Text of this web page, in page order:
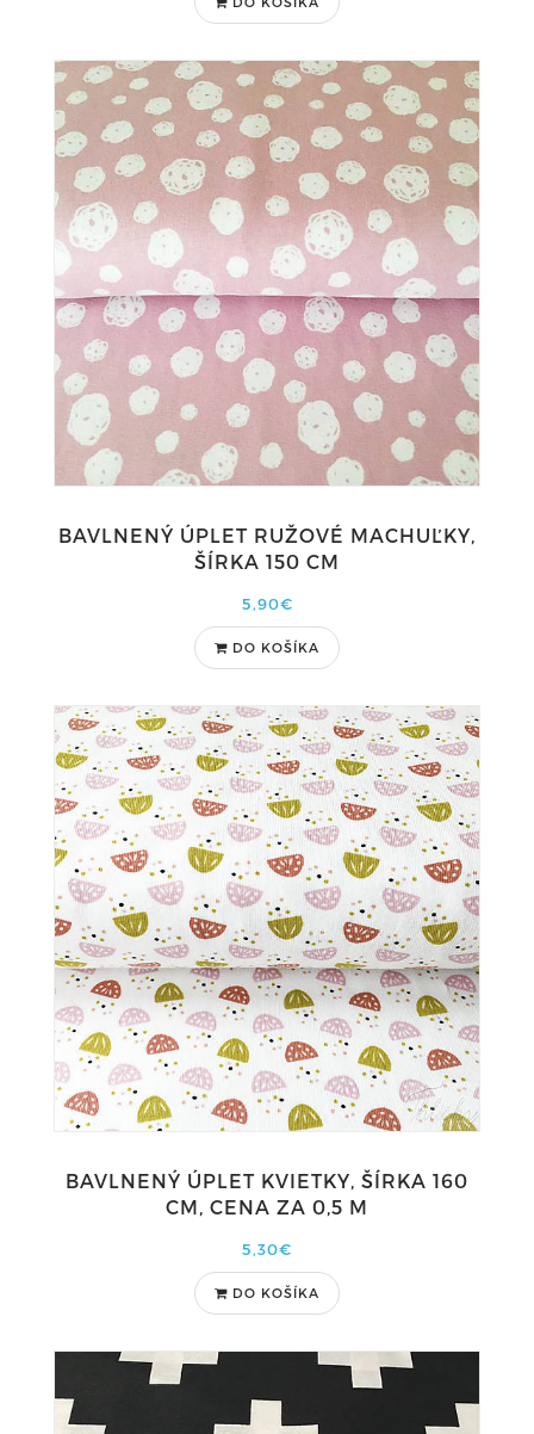
BAVLNENÝ ÚPLET RUŽOVÉ MACHUĽKY,
ŠÍRKA 150 CM
5,90€
DO KOŠÍKA
BAVLNENÝ ÚPLET KVIETKY, ŠÍRKA 160
CM, CENA ZA 0,5 M
5,30€
DO KOŠÍKA